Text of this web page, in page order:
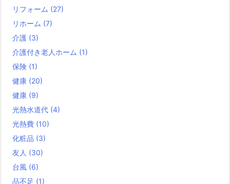
リフォーム (27)
リホーム (7)
介護 (3)
介護付き老人ホーム (1)
保険 (1)
健康 (20)
健康 (9)
光熱水道代 (4)
光熱費 (10)
化粧品 (3)
友人 (30)
台風 (6)
品不足 (1)